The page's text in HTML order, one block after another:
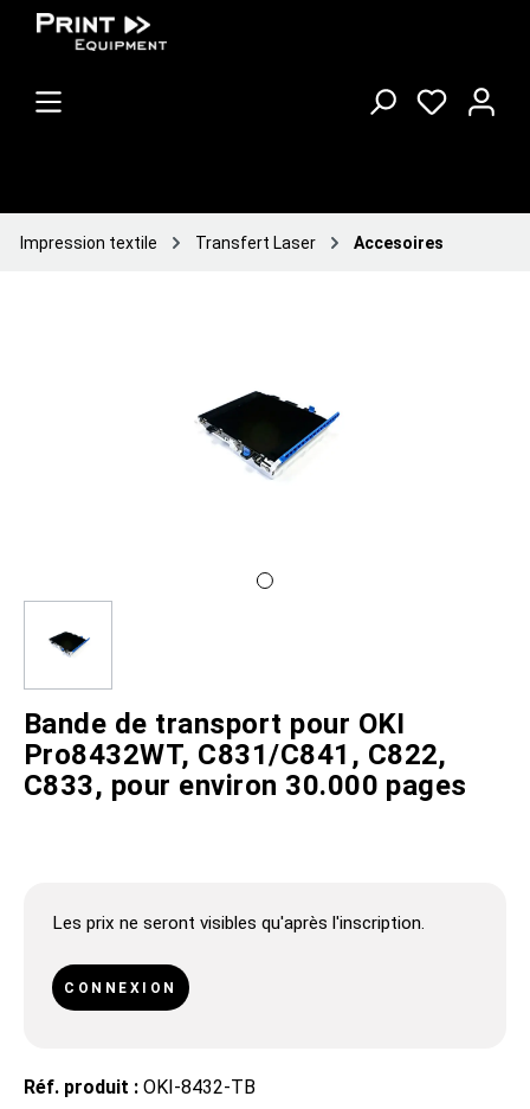
Impression textile Transfert Laser Accesoires
Bande de transport pour OKI
Pro8432WT, C831/C841, C822,
C833, pour environ 30.000 pages
Les prix ne seront visibles qu'après l'inscription.
CONNEXION
Réf. produit : OKI-8432-TB